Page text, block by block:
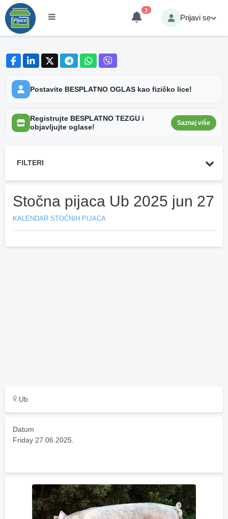
3
Prijavi se
Postavite BESPLATNO OGLAS kao fizičko lice!
Registrujte BESPLATNO TEZGU i
objavljujte oglase!
Saznaj više
FILTERI
Stočna pijaca Ub 2025 jun 27
KALENDAR STOČNIH PIJACA
Ub
Datum
Friday 27.06.2025.